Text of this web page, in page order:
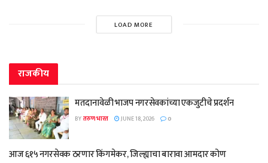
LOAD MORE
राजकीय
मतदानावेळी भाजप नगरसेवकांच्या एकजुटीचे प्रदर्शन
BYतरुण भारत JUNE 18, 2026 0
आज ६१५ नगरसेवक ठरणार किंगमेकर, जिल्ह्याचा बारावा आमदार कोण